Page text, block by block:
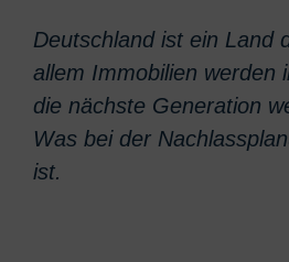
Deutschland ist ein Land
allem Immobilien werden
die nächste Generation
Was bei der
ist.